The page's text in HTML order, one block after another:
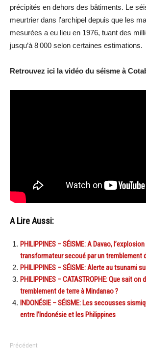
précipités en dehors des bâtiments. Le
meurtrier dans l’archipel depuis que les
mesurées a eu lieu en 1976, tuant des
jusqu’à 8 000 selon certaines estimations.
Retrouvez ici la vidéo du séisme à
A Lire Aussi:
PHILIPPINES – SÉISME: A Davao,
transformateur secoué par un tremblement
PHILIPPINES – SÉISME: Alerte au tsunami
PHILIPPINES – CATASTROPHE: Que sait on
tremblement de terre à Mindanao ?
INDONÉSIE – SÉISME: Les secousses
entre l’Indonésie et les Philippines
Précédent